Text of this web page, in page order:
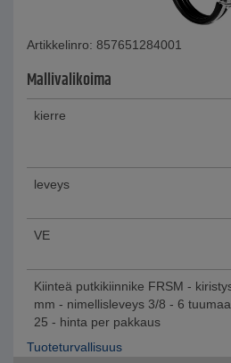
Artikkelinro: 857651284001
Mallivalikoima
kierre
leveys
VE
Kiinteä putkikiinnike FRSM -
mm - nimellisleveys 3/8 - 6
25 - hinta per pakkaus
Tuoteturvallisuus